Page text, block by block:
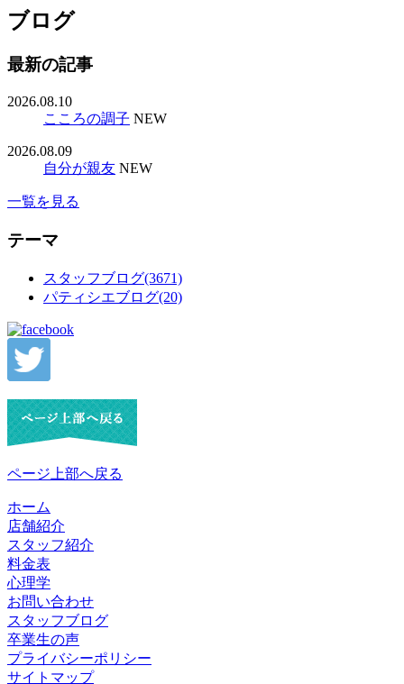
ブログ
最新の記事
2026.08.10
こころの調子 NEW
2026.08.09
自分が親友 NEW
一覧を見る
テーマ
スタッフブログ(3671)
パティシエブログ(20)
ページ上部へ戻る
ホーム
店舗紹介
スタッフ紹介
料金表
心理学
お問い合わせ
スタッフブログ
卒業生の声
プライバシーポリシー
サイトマップ